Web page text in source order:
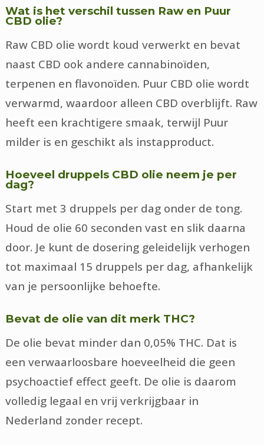
Wat is het verschil tussen Raw en Puur
CBD olie?
Raw CBD olie wordt koud verwerkt en bevat
naast CBD ook andere cannabinoïden,
terpenen en flavonoïden. Puur CBD olie wordt
verwarmd, waardoor alleen CBD overblijft. Raw
heeft een krachtigere smaak, terwijl Puur
milder is en geschikt als instapproduct.
Hoeveel druppels CBD olie neem je per
dag?
Start met 3 druppels per dag onder de tong.
Houd de olie 60 seconden vast en slik daarna
door. Je kunt de dosering geleidelijk verhogen
tot maximaal 15 druppels per dag, afhankelijk
van je persoonlijke behoefte.
Bevat de olie van dit merk THC?
De olie bevat minder dan 0,05% THC. Dat is
een verwaarloosbare hoeveelheid die geen
psychoactief effect geeft. De olie is daarom
volledig legaal en vrij verkrijgbaar in
Nederland zonder recept.